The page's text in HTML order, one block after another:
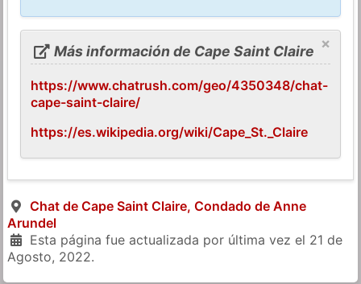
×
Más información de Cape Saint Claire
https://www.chatrush.com/geo/4350348/chat-
cape-saint-claire/
https://es.wikipedia.org/wiki/Cape_St._Claire
Chat de Cape Saint Claire, Condado de Anne
Arundel
Esta página fue actualizada por última vez el 21 de
Agosto, 2022.